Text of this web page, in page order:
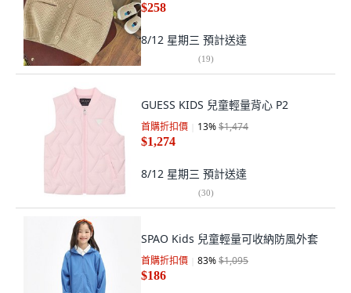
$258
8/12 星期三 預計送達
(19)
GUESS KIDS 兒童輕量背心 P2
首購折扣價 13%$1,474
$1,274
8/12 星期三 預計送達
(30)
SPAO Kids 兒童輕量可收納防風外套
首購折扣價 83%$1,095
$186